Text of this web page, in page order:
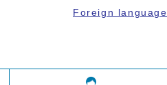
Foreign language